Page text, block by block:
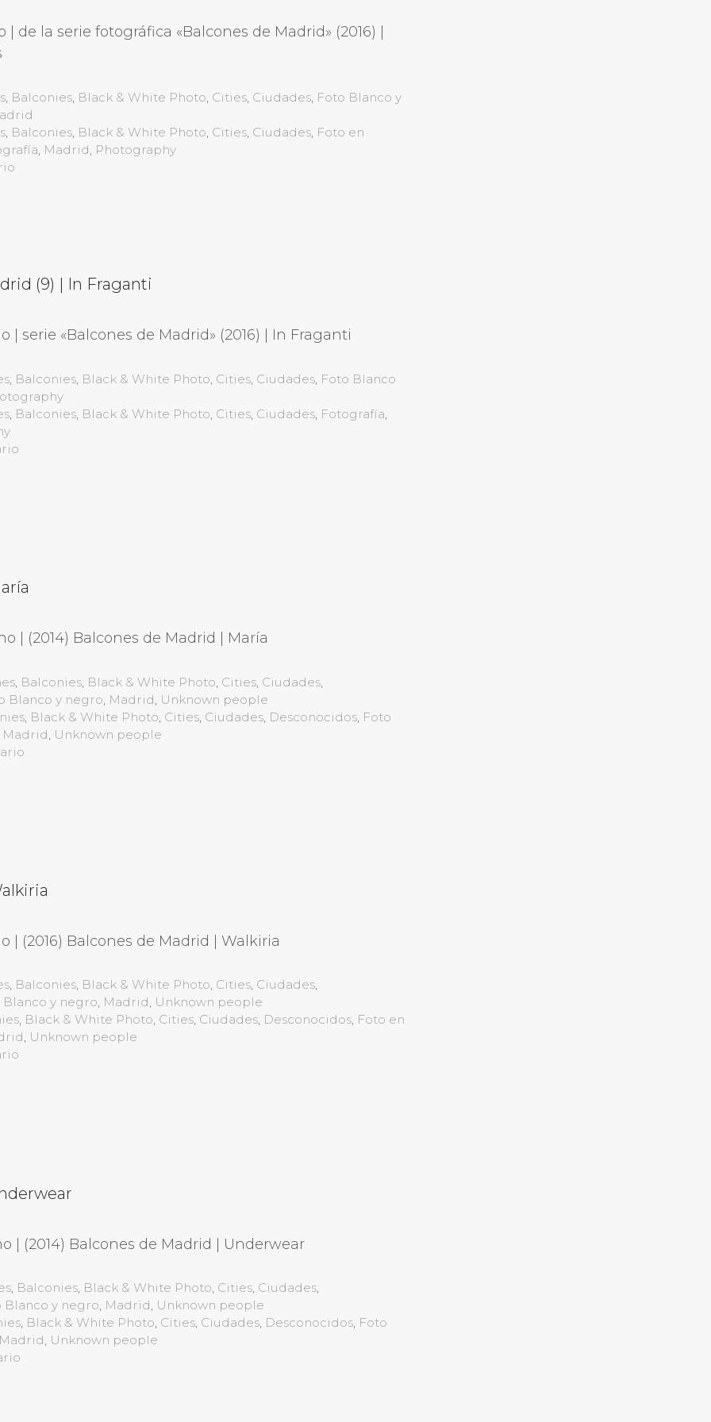
de la serie fotográfica «Balcones de Madrid» (2016) |
Balconies Black & White Photo Cities Ciudades Foto Blanco y
Balconies Black & White Photo Cities Ciudades Foto en
Madrid Photography
(9) | In Fraganti
| serie «Balcones de Madrid» (2016) | In Fraganti
Balconies Black & White Photo Cities Ciudades Foto Blanco
Balconies Black & White Photo Cities Ciudades Fotografía
| (2014) Balcones de Madrid | María
Balconies Black & White Photo Cities Ciudades
Blanco y negro Madrid Unknown people
Black & White Photo Cities Ciudades Desconocidos Foto
Madrid Unknown people
| (2016) Balcones de Madrid | Walkiria
, Balconies, Black & White Photo, Cities, Ciudades,
Blanco y negro, Madrid, Unknown people
, Black & White Photo, Cities, Ciudades, Desconocidos, Foto en
, Unknown people
| (2014) Balcones de Madrid | Underwear
, Balconies, Black & White Photo, Cities, Ciudades,
Blanco y negro, Madrid, Unknown people
, Black & White Photo, Cities, Ciudades, Desconocidos, Foto
Madrid, Unknown people